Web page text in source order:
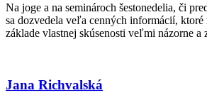
Na joge a na seminároch šestonedelia, či
sa dozvedela veľa cenných informácií, ktoré
základe vlastnej skúsenosti veľmi názorne a
Jana Richvalská